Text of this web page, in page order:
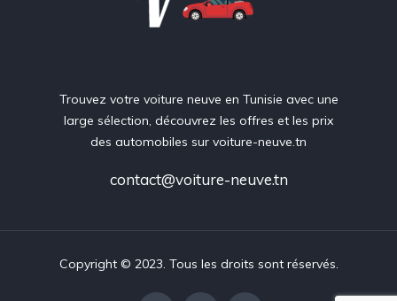
Trouvez votre voiture neuve en Tunisie avec une
large sélection, découvrez les offres et les prix
des automobiles sur voiture-neuve.tn
contact@voiture-neuve.tn
Copyright © 2023. Tous les droits sont réservés.